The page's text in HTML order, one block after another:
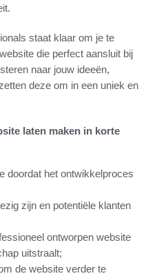
staat klaar om je te
die perfect aansluit bij
naar jouw ideeën,
deze om in een uniek en
laten maken in korte
doordat het ontwikkelproces
zijn en potentiële klanten
ontworpen website
uitstraalt;
de website verder te